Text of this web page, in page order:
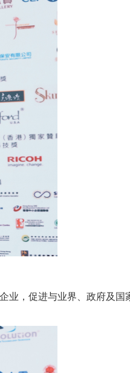
，促进与业界、政府及